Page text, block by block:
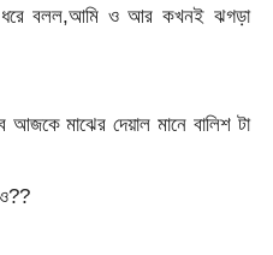
ধরে বলল,আমি ও আর কখনই ঝগড়া
মাঝের দেয়াল মানে বালিশ টা